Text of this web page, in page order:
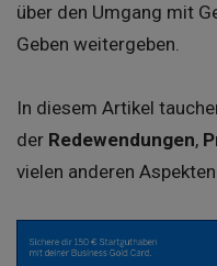
über den Umgang mit
Geben weitergeben.
In diesem Artikel
der Redewendungen,
vielen anderen